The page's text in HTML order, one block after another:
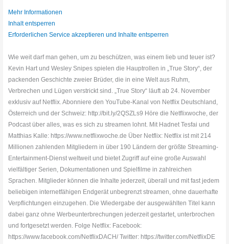
Mehr Informationen
Inhalt entsperren
Erforderlichen Service akzeptieren und Inhalte entsperren
Wie weit darf man gehen, um zu beschützen, was einem lieb und teuer ist?
Kevin Hart und Wesley Snipes spielen die Hauptrollen in „True Story“, der
packenden Geschichte zweier Brüder, die in eine Welt aus Ruhm,
Verbrechen und Lügen verstrickt sind. „True Story“ läuft ab 24. November
exklusiv auf Netflix. Abonniere den YouTube-Kanal von Netflix Deutschland,
Österreich und der Schweiz: http://bit.ly/2QSZLs9 Höre die Netflixwoche, der
Podcast über alles, was es sich zu streamen lohnt. Mit Hadnet Tesfai und
Matthias Kalle: https://www.netflixwoche.de Über Netflix: Netflix ist mit 214
Millionen zahlenden Mitgliedern in über 190 Ländern der größte Streaming-
Entertainment-Dienst weltweit und bietet Zugriff auf eine große Auswahl
vielfältiger Serien, Dokumentationen und Spielfilme in zahlreichen
Sprachen. Mitglieder können die Inhalte jederzeit, überall und mit fast jedem
beliebigen internetfähigen Endgerät unbegrenzt streamen, ohne dauerhafte
Verpflichtungen einzugehen. Die Wiedergabe der ausgewählten Titel kann
dabei ganz ohne Werbeunterbrechungen jederzeit gestartet, unterbrochen
und fortgesetzt werden. Folge Netflix: Facebook:
https://www.facebook.com/NetflixDACH/ Twitter: https://twitter.com/NetflixDE